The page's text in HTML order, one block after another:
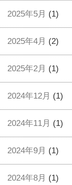
2025年5月 (1)
2025年4月 (2)
2025年2月 (1)
2024年12月 (1)
2024年11月 (1)
2024年9月 (1)
2024年8月 (1)